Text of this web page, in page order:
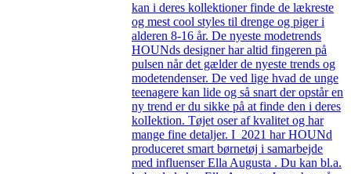
kan i deres kollektioner finde de lækreste
og mest cool styles til drenge og piger i
alderen 8-16 år. De nyeste modetrends
HOUNds designer har altid fingeren på
pulsen når det gælder de nyeste trends og
modetendenser. De ved lige hvad de unge
teenagere kan lide og så snart der opstår en
ny trend er du sikke på at finde den i deres
kolIektion. Tøjet oser af kvalitet og har
mange fine detaljer. I 2021 har HOUNd
produceret smart børnetøj i samarbejde
med influenser Ella Augusta . Du kan bl.a.